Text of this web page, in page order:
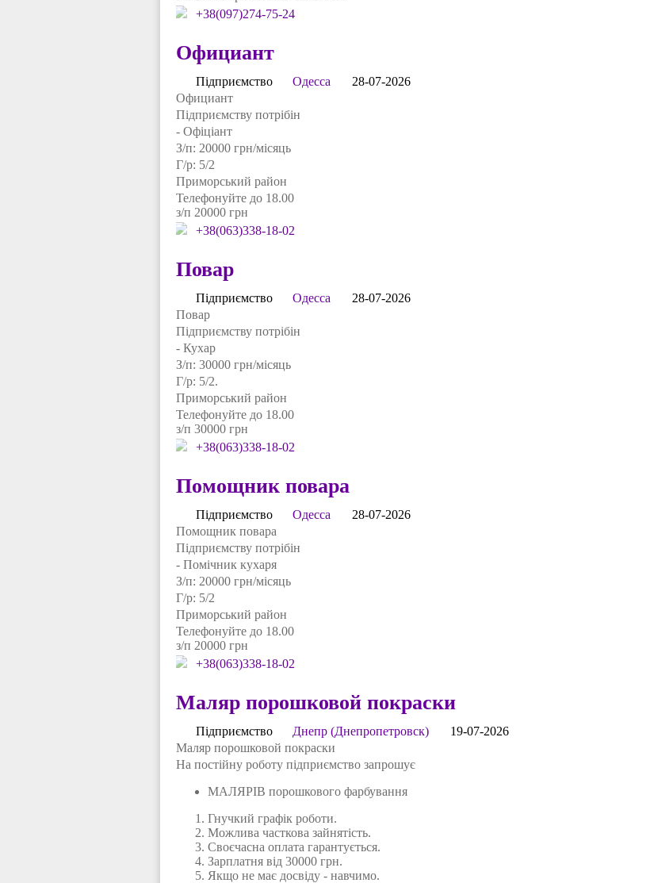
+38(097)274-75-24
Официант
Підприємство Одесса
28-07-2026
Официант
Підприємству потрібін
- Офіціант
З/п: 20000 грн/місяць
Г/р: 5/2
Приморський район
Телефонуйте до 18.00
з/п 20000 грн
+38(063)338-18-02
Повар
Підприємство Одесса
28-07-2026
Повар
Підприємству потрібін
- Кухар
З/п: 30000 грн/місяць
Г/р: 5/2.
Приморський район
Телефонуйте до 18.00
з/п 30000 грн
+38(063)338-18-02
Помощник повара
Підприємство Одесса
28-07-2026
Помощник повара
Підприємству потрібін
- Помічник кухаря
З/п: 20000 грн/місяць
Г/р: 5/2
Приморський район
Телефонуйте до 18.00
з/п 20000 грн
+38(063)338-18-02
Маляр порошковой покраски
Підприємство Днепр (Днепропетровск)
19-07-2026
Маляр порошковой покраски
На постійну роботу підприємство запрошує
МАЛЯРІВ порошкового фарбування
Гнучкий графік роботи.
Можлива часткова зайнятість.
Своєчасна оплата гарантується.
Зарплатня від 30000 грн.
Якщо не має досвіду - навчимо.